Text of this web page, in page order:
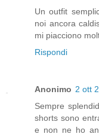
Un outfit
noi ancora
mi piacciono
Rispondi
Anonimo 2 ott
Sempre
shorts sono
e non ne ho